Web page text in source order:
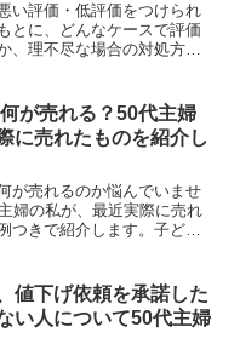
い評価・低評価をつけられ
とに、どんなケースで評価
、理不尽な場合の対処方法
が売れる？50代主婦
に売れたものを紹介し
が売れるのか悩んでいませ
婦の私が、最近実際に売れ
つきで紹介します。子ども
値下げ依頼を承諾した
い人について50代主婦